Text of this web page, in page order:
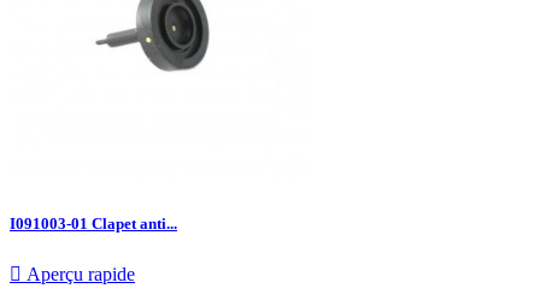
I091003-01 Clapet anti...
 Aperçu rapide